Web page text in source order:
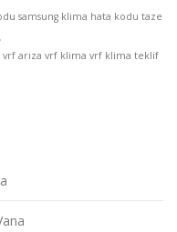
samsung klima hata kodu taze
vrf arıza vrf klima vrf klima teklif